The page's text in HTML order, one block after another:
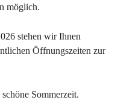
möglich.
stehen wir Ihnen
Öffnungszeiten zur
Sommerzeit.